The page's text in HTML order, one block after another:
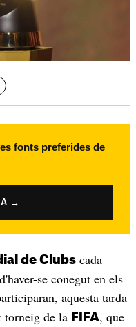
fonts preferides de
→
de Clubscada
se conegut en els
aquesta tarda
de la FIFA, que